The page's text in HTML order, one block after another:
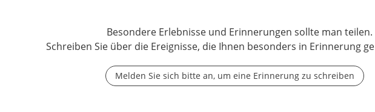
Besondere Erlebnisse und Erinnerungen sollte man teilen.
Schreiben Sie über die Ereignisse, die Ihnen besonders in Erinnerung
Melden Sie sich bitte an, um eine Erinnerung zu schreiben